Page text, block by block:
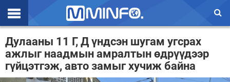
Эхлэл
Цаг агаар
Валют ханш
Дулааны 11 Г, Д үндсэн шугам угсрах
ажлыг наадмын амралтын өдрүүдээр
гүйцэтгэж, авто замыг хучиж байна